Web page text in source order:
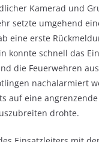
Kamerad und
setzte umgehend
eine erste
konnte schnell das
die Feuerwehren
nachalarmiert
auf eine
drohte.